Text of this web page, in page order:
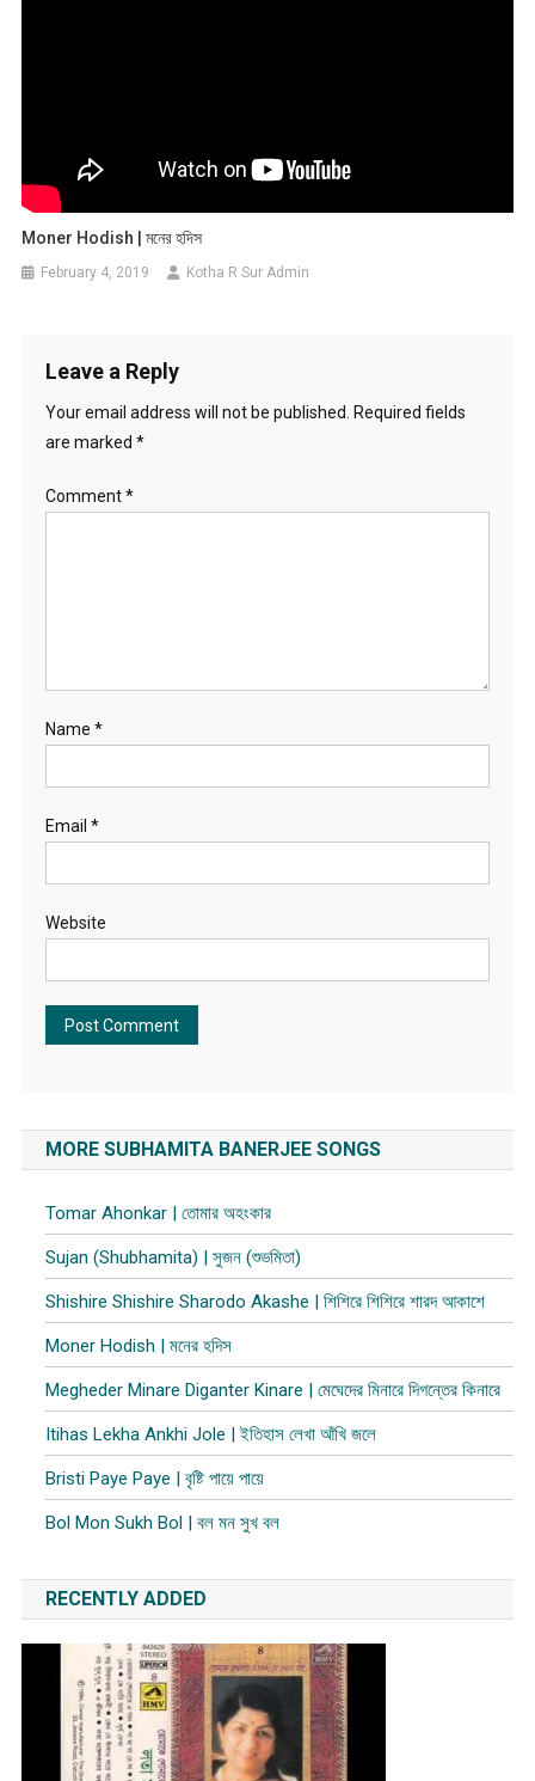
Moner Hodish | মনের হদিস
February 4, 2019 Kotha R Sur Admin
Leave a Reply
Your email address will not be published. Required fields
are marked *
Comment*
Name *
Email *
Website
MORE SUBHAMITA BANERJEE SONGS
Tomar Ahonkar | তোমার অহংকার
Sujan (Shubhamita) | সুজন (শুভমিতা)
Shishire Shishire Sharodo Akashe | শিশিরে শিশিরে শারদ আকাশে
Moner Hodish | মনের হদিস
Megheder Minare Diganter Kinare | মেঘেদের মিনারে দিগন্তের কিনারে
Itihas Lekha Ankhi Jole | ইতিহাস লেখা আঁখি জলে
Bristi Paye Paye | বৃষ্টি পায়ে পায়ে
Bol Mon Sukh Bol | বল মন সুখ বল
RECENTLY ADDED